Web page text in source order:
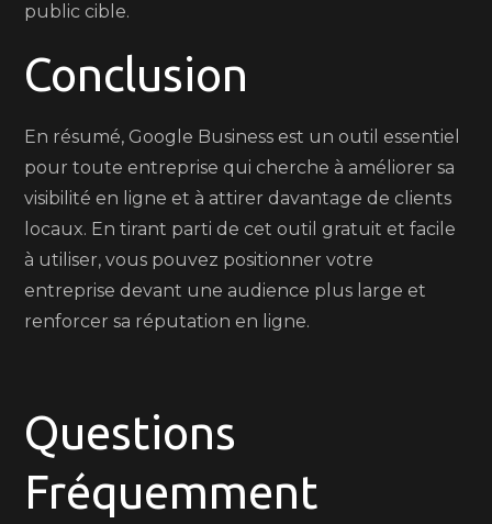
public cible.
Conclusion
En résumé, Google Business est un outil essentiel
pour toute entreprise qui cherche à améliorer sa
visibilité en ligne et à attirer davantage de clients
locaux. En tirant parti de cet outil gratuit et facile
à utiliser, vous pouvez positionner votre
entreprise devant une audience plus large et
renforcer sa réputation en ligne.
Questions
Fréquemment